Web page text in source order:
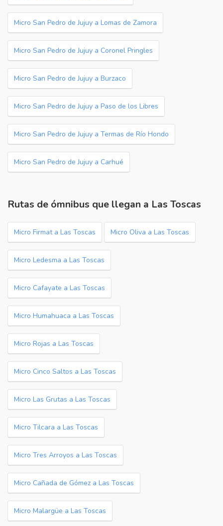
Micro San Pedro de Jujuy a Lomas de Zamora
Micro San Pedro de Jujuy a Coronel Pringles
Micro San Pedro de Jujuy a Burzaco
Micro San Pedro de Jujuy a Paso de los Libres
Micro San Pedro de Jujuy a Termas de Río Hondo
Micro San Pedro de Jujuy a Carhué
Rutas de ómnibus que llegan a Las Toscas
Micro Firmat a Las Toscas Micro Oliva a Las Toscas
Micro Ledesma a Las Toscas
Micro Cafayate a Las Toscas
Micro Humahuaca a Las Toscas
Micro Rojas a Las Toscas
Micro Cinco Saltos a Las Toscas
Micro Las Grutas a Las Toscas
Micro Tilcara a Las Toscas
Micro Tres Arroyos a Las Toscas
Micro Cañada de Gómez a Las Toscas
Micro Malargüe a Las Toscas